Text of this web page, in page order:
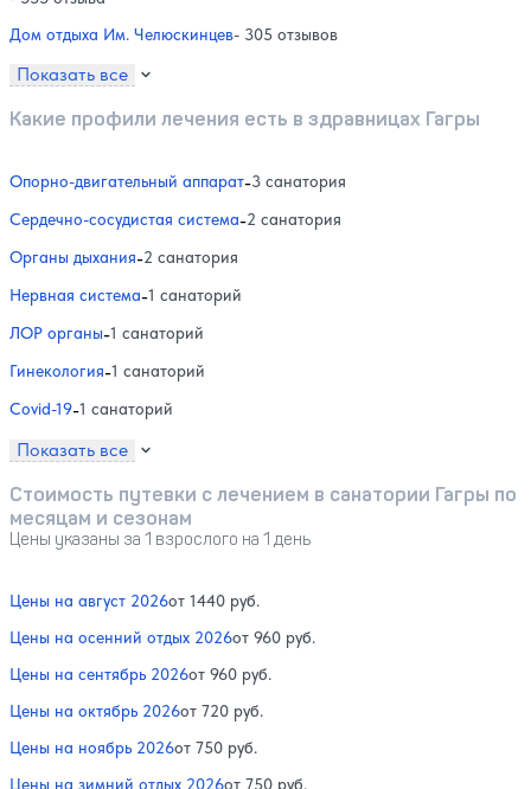
Дом отдыха Им. Челюскинцев- 305 отзывов
Показать все
Какие профили лечения есть в здравницах Гагры
Опорно-двигательный аппарат-3 санатория
Сердечно-сосудистая система-2 санатория
Органы дыхания-2 санатория
Нервная система-1 санаторий
ЛОР органы-1 санаторий
Гинекология-1 санаторий
Covid-19-1 санаторий
Показать все
Стоимость путевки с лечением в санатории Гагры по
месяцам и сезонам
Цены указаны за 1 взрослого на 1 день
Цены на август 2026от 1440 руб.
Цены на осенний отдых 2026от 960 руб.
Цены на сентябрь 2026от 960 руб.
Цены на октябрь 2026от 720 руб.
Цены на ноябрь 2026от 750 руб.
Цены на зимний отдых 2026от 750 руб.